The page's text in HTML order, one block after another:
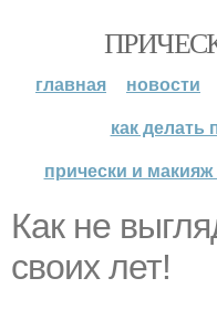
главная новости
как делать
прически и
Как не
своих лет!